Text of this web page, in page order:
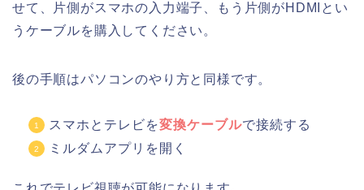
せて、片側がスマホの入力端子、もう片側がHDMIとい
うケーブルを購入してください。
後の手順はパソコンのやり方と同様です。
スマホとテレビを変換ケーブルで接続する
ミルダムアプリを開く